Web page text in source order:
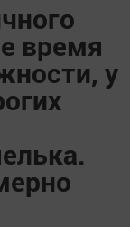
время
у